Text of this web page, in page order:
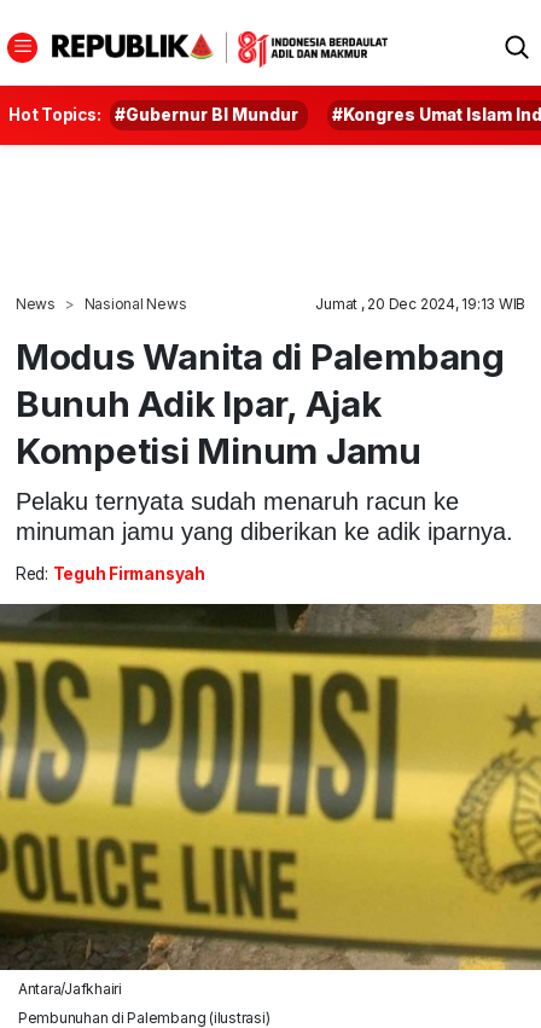
Hot Topics: #Gubernur BI Mundur #Kongres Umat Islam
News Nasional News Jumat , 20 Dec 2024, 19:13 WIB
Modus Wanita di Palembang
Bunuh Adik Ipar, Ajak
Kompetisi Minum Jamu
Pelaku ternyata sudah menaruh racun ke
minuman jamu yang diberikan ke adik iparnya.
Red: Teguh Firmansyah
Antara/Jafkhairi
Pembunuhan di Palembang (ilustrasi)